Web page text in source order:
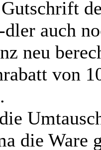
auch
neu
von
die Ware